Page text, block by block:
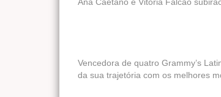
Vencedora de quatro Grammy’s
da sua trajetória com os melhores